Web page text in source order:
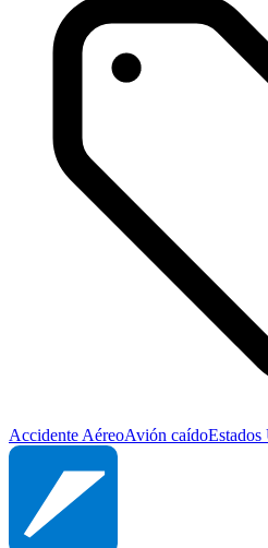
Accidente AéreoAvión caídoEstados